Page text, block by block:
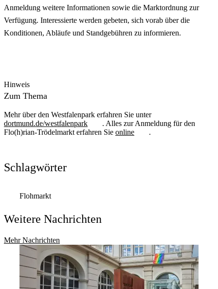
Anmeldung weitere Informationen sowie die Marktordnung zur
Verfügung. Interessierte werden gebeten, sich vorab über die
Konditionen, Abläufe und Standgebühren zu informieren.
Hinweis
Zum Thema
Mehr über den Westfalenpark erfahren Sie unter
dortmund.de/westfalenpark
. Alles zur Anmeldung für den
Flo(h)rian-Trödelmarkt erfahren Sie online .
Schlagwörter
Flohmarkt
Weitere Nachrichten
Mehr Nachrichten